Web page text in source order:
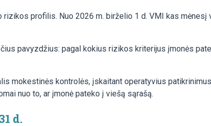
rizikos profilis. Nuo 2026 m. birželio 1 d. VMI kas
pavyzdžius: pagal kokius rizikos kriterijus įmonės
mokestinės kontrolės, įskaitant operatyvius
nuo to, ar įmonė pateko į viešą sąrašą.
d.